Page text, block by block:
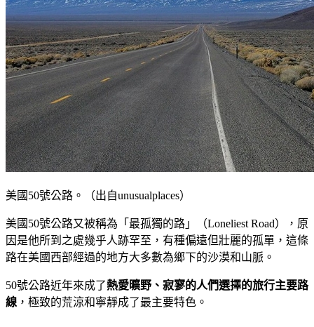
美國50號公路。（出自unusualplaces）
美國50號公路又被稱為「最孤獨的路」（Loneliest Road），原
因是他所到之處幾乎人跡罕至，有種偏遠但壯麗的孤單，這條
路在美國西部經過的地方大多數為鄉下的沙漠和山脈。
50號公路近年來成了熱愛曠野、寂寥的人們選擇的旅行主要路
線 ，極致的荒涼和寧靜成了最主要特色。